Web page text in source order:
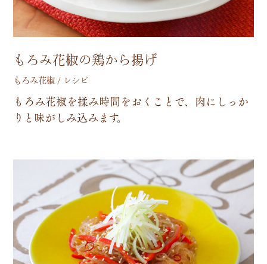
もろみ花椒の鶏から揚げ
もろみ花椒 / レシピ
も ろみ花椒を揉み時間をお く こ と で、 肉に し っ か
り と 味がしみ込みます。